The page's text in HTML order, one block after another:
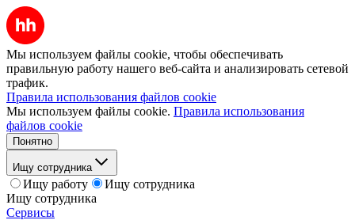
Мы используем файлы cookie, чтобы обеспечивать
правильную работу нашего веб-сайта и анализировать сетевой
трафик.
Правила использования файлов cookie
Мы используем файлы cookie. Правила использования
файлов cookie
Понятно
Ищу сотрудника
Ищу работу
Ищу сотрудника
Ищу сотрудника
Сервисы